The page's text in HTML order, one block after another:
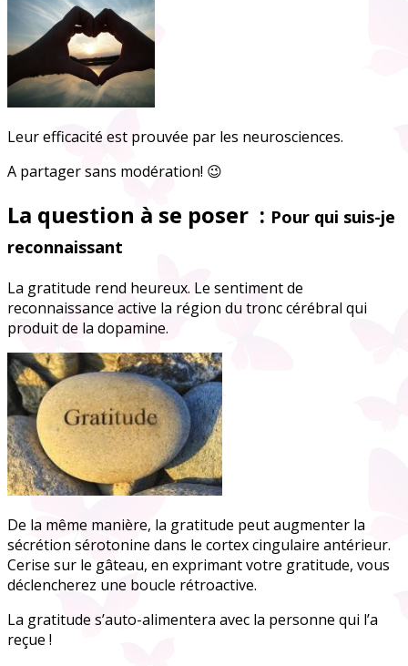
Leur efficacité est prouvée par les neurosciences.
A partager sans modération! 😉
La question à se poser : Pour qui suis-je
reconnaissant
La gratitude rend heureux. Le sentiment de
reconnaissance active la région du tronc cérébral qui
produit de la dopamine.
De la même manière, la gratitude peut augmenter la
sécrétion sérotonine dans le cortex cingulaire antérieur.
Cerise sur le gâteau, en exprimant votre gratitude, vous
déclencherez une boucle rétroactive.
La gratitude s’auto-alimentera avec la personne qui l’a
reçue !